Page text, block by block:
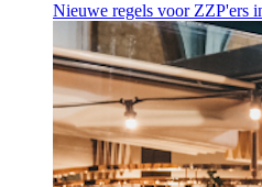
Nieuwe regels voor ZZP'ers